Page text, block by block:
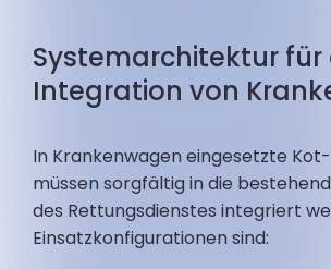
Systemarchitektur für
Integration von
In Krankenwagen eingesetzte
müssen sorgfältig in die
des Rettungsdienstes integriert
Einsatzkonfigurationen sind: